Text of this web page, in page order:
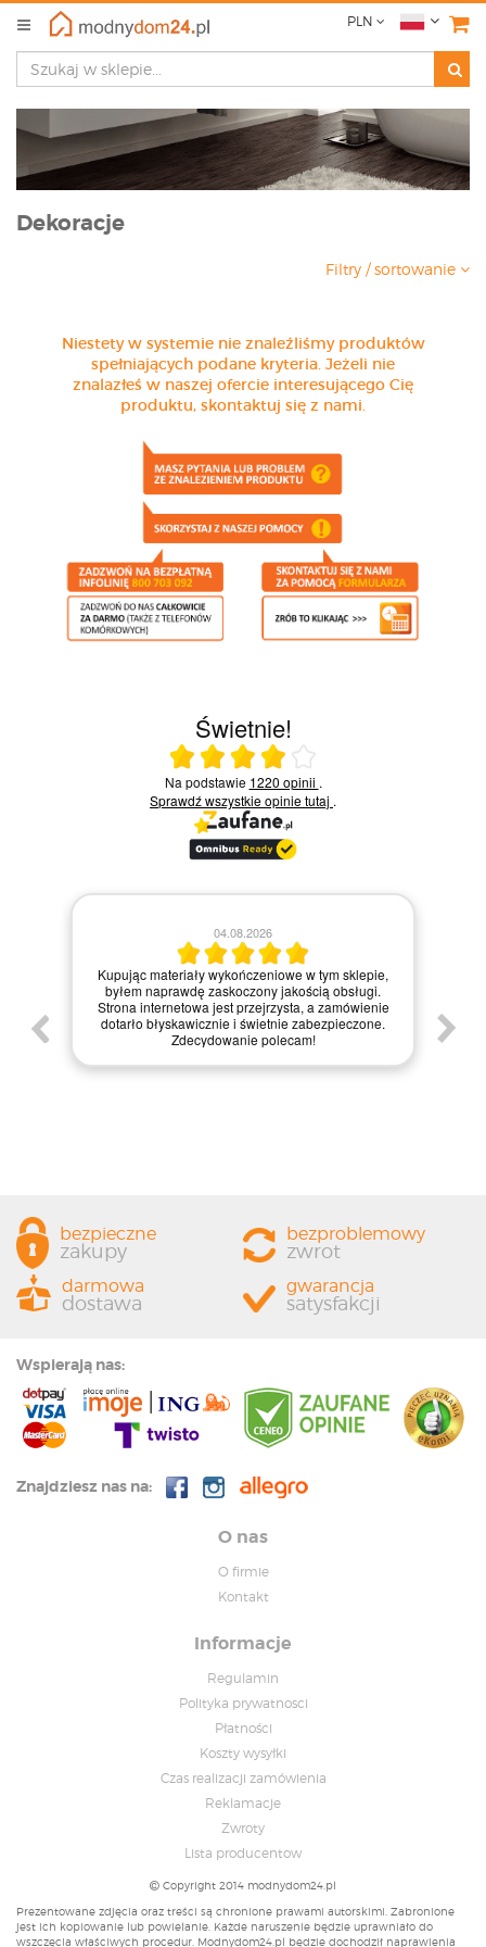
PLN
Dekoracje
Filtry / sortowanie
Niestety w systemie nie znaleźliśmy produktów
spełniających podane kryteria. Jeżeli nie
znalazłeś w naszej ofercie interesującego Cię
produktu, skontaktuj się z nami.
Świetnie!
Ocena średnia 4 na 5
Na podstawie 1220 opinii .
Sprawdź wszystkie opinietutaj .
04.08.2026
Kupując materiały wykończeniowe w tym sklepie,
byłem naprawdę zaskoczony jakością obsługi.
Strona internetowa jest przejrzysta, a zamówienie
dotarło błyskawicznie i świetnie zabezpieczone.
Zdecydowanie polecam!
bezpieczne
zakupy
bezproblemowy
zwrot
darmowa
dostawa
gwarancja
satysfakcji
Wspierają nas:
Znajdziesz nas na:
O nas
O firmie
Kontakt
Informacje
Regulamin
Polityka prywatnosci
Płatności
Koszty wysyłki
Czas realizacji zamówienia
Reklamacje
Zwroty
Lista producentow
Copyright 2014 modnydom24.pl
Prezentowane zdjęcia oraz treści są chronione prawami autorskimi. Zabronione
jest ich kopiowanie lub powielanie. Każde naruszenie będzie uprawniało do
wszczęcia właściwych procedur. Modnydom24.pl będzie dochodził naprawienia